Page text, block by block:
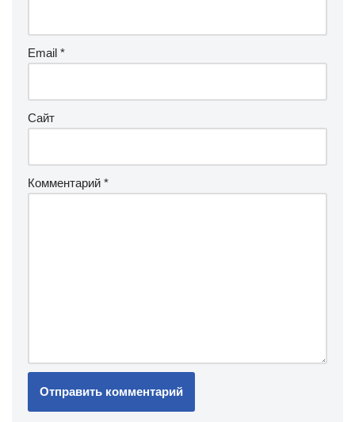
Email *
Сайт
Комментарий *